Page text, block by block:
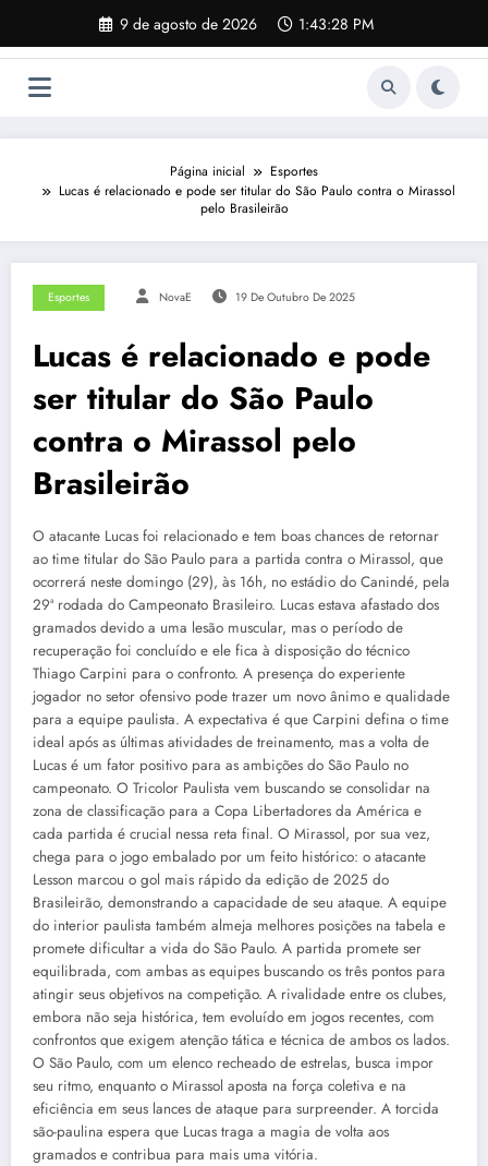
o
9 de agosto de 2026 1:43:29 PM
Página inicial
Esportes
Lucas é relacionado e pode ser titular do São Paulo contra o Mirassol
pelo Brasileirão
Esportes NovaE 19 De Outubro De 2025
Lucas é relacionado e pode
ser titular do São Paulo
contra o Mirassol pelo
Brasileirão
O atacante Lucas foi relacionado e tem boas chances de retornar
ao time titular do São Paulo para a partida contra o Mirassol, que
ocorrerá neste domingo (29), às 16h, no estádio do Canindé, pela
29ª rodada do Campeonato Brasileiro. Lucas estava afastado dos
gramados devido a uma lesão muscular, mas o período de
recuperação foi concluído e ele fica à disposição do técnico
Thiago Carpini para o confronto. A presença do experiente
jogador no setor ofensivo pode trazer um novo ânimo e qualidade
para a equipe paulista. A expectativa é que Carpini defina o time
ideal após as últimas atividades de treinamento, mas a volta de
Lucas é um fator positivo para as ambições do São Paulo no
campeonato. O Tricolor Paulista vem buscando se consolidar na
zona de classificação para a Copa Libertadores da América e
cada partida é crucial nessa reta final. O Mirassol, por sua vez,
chega para o jogo embalado por um feito histórico: o atacante
Lesson marcou o gol mais rápido da edição de 2025 do
Brasileirão, demonstrando a capacidade de seu ataque. A equipe
do interior paulista também almeja melhores posições na tabela e
promete dificultar a vida do São Paulo. A partida promete ser
equilibrada, com ambas as equipes buscando os três pontos para
atingir seus objetivos na competição. A rivalidade entre os clubes,
embora não seja histórica, tem evoluído em jogos recentes, com
confrontos que exigem atenção tática e técnica de ambos os lados.
O São Paulo, com um elenco recheado de estrelas, busca impor
seu ritmo, enquanto o Mirassol aposta na força coletiva e na
eficiência em seus lances de ataque para surpreender. A torcida
são-paulina espera que Lucas traga a magia de volta aos
gramados e contribua para mais uma vitória.